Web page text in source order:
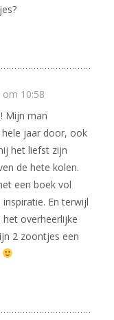
10:58
Mijn man
jaar door, ook
het liefst zijn
de hete kolen.
een boek vol
En terwijl
overheerlijke
2 zoontjes een